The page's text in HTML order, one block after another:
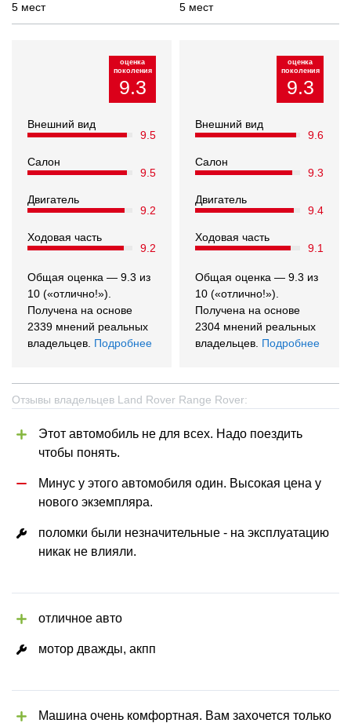
5 мест 5 мест
оценка
поколения
9.3
Внешний вид
9.5
Салон
9.5
Двигатель
9.2
Ходовая часть
9.2
Общая оценка — 9.3 из
10 («отлично!»).
Получена на основе
2339 мнений реальных
владельцев. Подробнее
оценка
поколения
9.3
Внешний вид
9.6
Салон
9.3
Двигатель
9.4
Ходовая часть
9.1
Общая оценка — 9.3 из
10 («отлично!»).
Получена на основе
2304 мнений реальных
владельцев. Подробнее
Отзывы владельцев Land Rover Range Rover:
Этот автомобиль не для всех. Надо поездить
чтобы понять.
Минус у этого автомобиля один. Высокая цена у
нового экземпляра.
поломки были незначительные - на эксплуатацию
никак не влияли.
отличное авто
мотор дважды, акпп
Машина очень комфортная. Вам захочется только